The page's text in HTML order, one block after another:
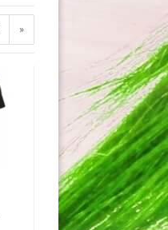
»